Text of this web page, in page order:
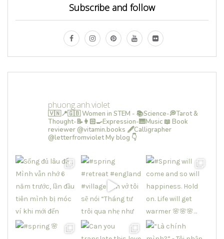
Subscribe and follow
phuong.anh.violet
🇻🇳📍🇬🇧 Women in STEM - 📚Science-💭Tarot &
Thought-📝👩🏻‍🍳Expression-🎹Music 📖 Book
reviewer @vitamin.books 🖋Calligrapher
@letterfromvioletMy blog 👇